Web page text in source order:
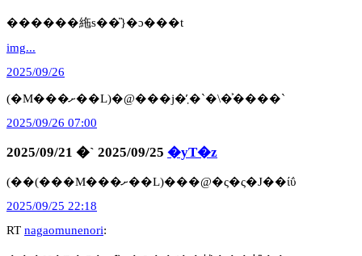
������絁s��̎}�ɔ���t
img...
2025/09/26
(�M���ށ��L)�@���j�̓܂�`�\��͐���`
2025/09/26 07:00
2025/09/21 �` 2025/09/25 �yT�z
(��(���M���ށ��L)���@�ς�ς�J��ίΰ
2025/09/25 22:18
RT nagaomunenori: